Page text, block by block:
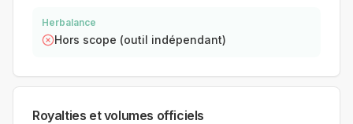
Herbalance
Hors scope (outil indépendant)
Royalties et volumes officiels